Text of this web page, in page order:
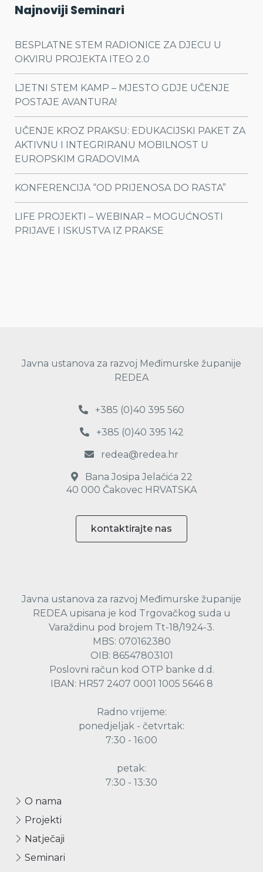
Najnoviji Seminari
BESPLATNE STEM RADIONICE ZA DJECU U
OKVIRU PROJEKTA ITEO 2.0
LJETNI STEM KAMP – MJESTO GDJE UČENJE
POSTAJE AVANTURA!
UČENJE KROZ PRAKSU: EDUKACIJSKI PAKET ZA
AKTIVNU I INTEGRIRANU MOBILNOST U
EUROPSKIM GRADOVIMA
KONFERENCIJA “OD PRIJENOSA DO RASTA”
LIFE PROJEKTI – WEBINAR – MOGUĆNOSTI
PRIJAVE I ISKUSTVA IZ PRAKSE
Javna ustanova za razvoj Međimurske županije
REDEA
+385 (0)40 395 560
+385 (0)40 395 142
redea@redea.hr
Bana Josipa Jelačića 22
40 000 Čakovec HRVATSKA
kontaktirajte nas
Javna ustanova za razvoj Međimurske županije
REDEA upisana je kod Trgovačkog suda u
Varaždinu pod brojem Tt-18/1924-3.
MBS: 070162380
OIB: 86547803101
Poslovni račun kod OTP banke d.d.
IBAN: HR57 2407 0001 1005 5646 8
Radno vrijeme:
ponedjeljak - četvrtak:
7:30 - 16:00
petak:
7:30 - 13:30
O nama
Projekti
Natječaji
Seminari